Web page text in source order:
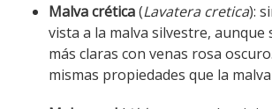
Malva crética(Lavatera cretica):
vista a la malva silvestre, aunque
más claras con venas rosa
mismas propiedades que la